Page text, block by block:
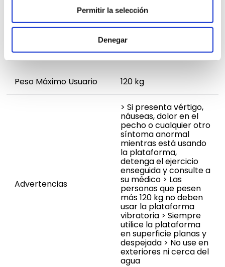
Permitir la selección
Denegar
instructivo para armar
fácilmente tu
producto ingresando
aInstructivo de
Peso Máximo Usuario 120 kg
Advertencias
> Si presenta vértigo,
náuseas, dolor en el
pecho o cualquier otro
síntoma anormal
mientras está usando
la plataforma,
detenga el ejercicio
enseguida y consulte a
su médico > Las
personas que pesen
más 120 kg no deben
usar la plataforma
vibratoria > Siempre
utilice la plataforma
en superficie planas y
despejada > No use en
exteriores ni cerca del
agua